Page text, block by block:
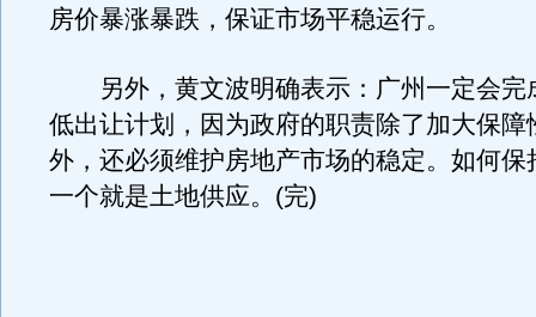
房价暴涨暴跌，保证市场平稳运行。
另外，黄文波明确表示：广州一定会完
低出让计划，因为政府的职责除了加大保障
外，还必须维护房地产市场的稳定。如何保
一个就是土地供应。(完)